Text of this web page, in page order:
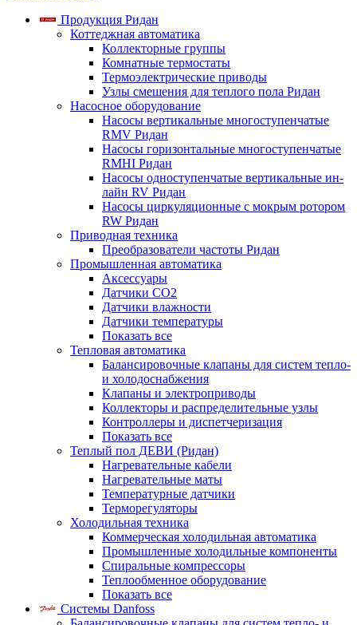
Продукция Ридан
Коттеджная автоматика
Коллекторные группы
Комнатные термостаты
Термоэлектрические приводы
Узлы смешения для теплого пола Ридан
Насосное оборудование
Насосы вертикальные многоступенчатые
RMV Ридан
Насосы горизонтальные многоступенчатые
RMHI Ридан
Насосы одноступенчатые вертикальные ин-
лайн RV Ридан
Насосы циркуляционные с мокрым ротором
RW Ридан
Приводная техника
Преобразователи частоты Ридан
Промышленная автоматика
Аксессуары
Датчики CO2
Датчики влажности
Датчики температуры
Показать все
Тепловая автоматика
Балансировочные клапаны для систем тепло-
и холодоснабжения
Клапаны и электроприводы
Коллекторы и распределительные узлы
Контроллеры и диспетчеризация
Показать все
Теплый пол ДЕВИ (Ридан)
Нагревательные кабели
Нагревательные маты
Температурные датчики
Терморегуляторы
Холодильная техника
Коммерческая холодильная автоматика
Промышленные холодильные компоненты
Спиральные компрессоры
Теплообменное оборудование
Показать все
Системы Danfoss